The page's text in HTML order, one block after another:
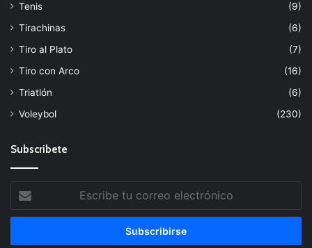
Tenis
(9)
Tirachinas
(6)
Tiro al Plato
(7)
Tiro con Arco
(16)
Triatlón
(6)
Voleybol
(230)
Subscribete
Escribe
tu
correo